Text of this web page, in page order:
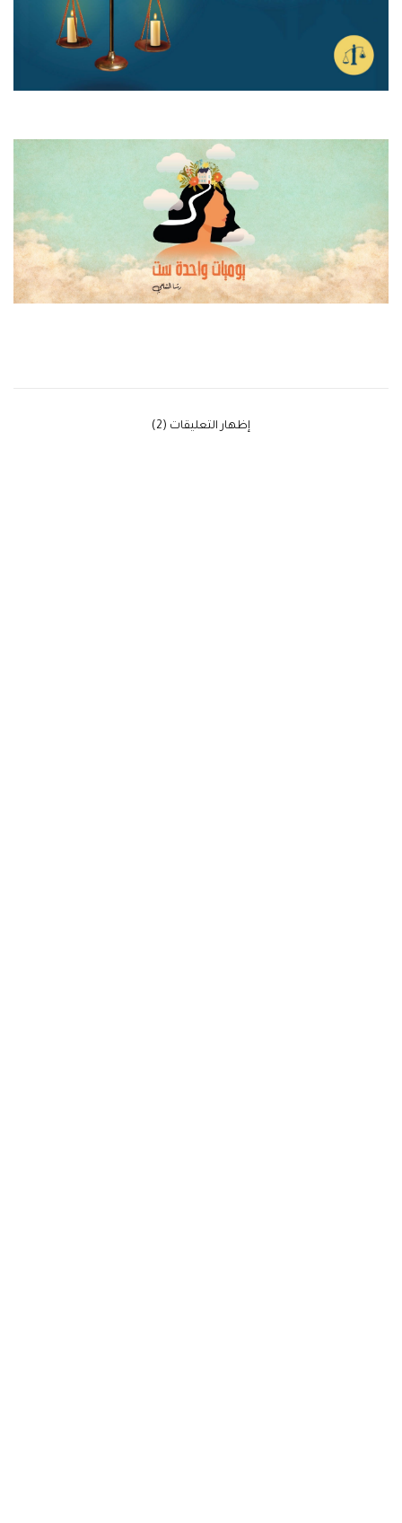
‫إظهار التعليقات (2)